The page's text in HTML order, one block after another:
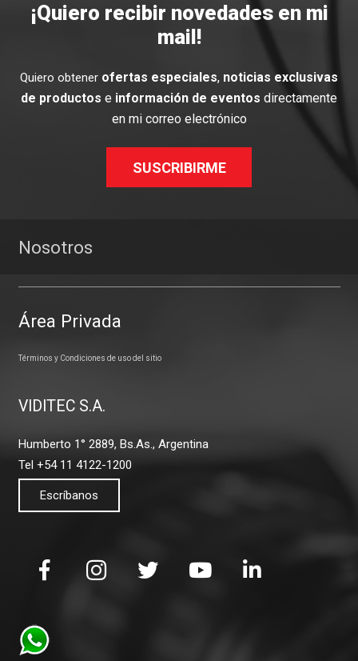
¡Quiero recibir novedades en mi
mail!
Quiero obtener ofertas especiales, noticias exclusivas
de productos e información de eventos directamente
en mi correo electrónico
SUSCRIBIRME
Nosotros
Área Privada
Términos y Condiciones de uso del sitio
VIDITEC S.A.
Humberto 1° 2889, Bs.As., Argentina
Tel +54 11 4122-1200
Escríbanos